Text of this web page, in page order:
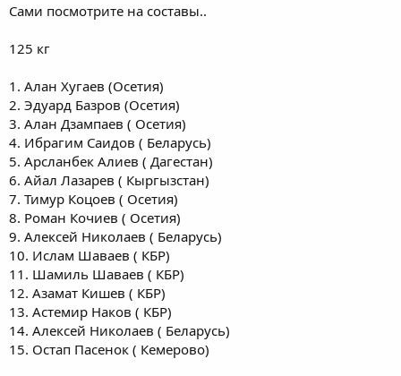
Сами посмотрите на составы..
125 кг
1. Алан Хугаев (Осетия)
2. Эдуард Базров (Осетия)
3. Алан Дзампаев ( Осетия)
4. Ибрагим Саидов ( Беларусь)
5. Арсланбек Алиев ( Дагестан)
6. Айал Лазарев ( Кыргызстан)
7. Тимур Коцоев ( Осетия)
8. Роман Кочиев ( Осетия)
9. Алексей Николаев ( Беларусь)
10. Ислам Шаваев ( КБР)
11. Шамиль Шаваев ( КБР)
12. Азамат Кишев ( КБР)
13. Астемир Наков ( КБР)
14. Алексей Николаев ( Беларусь)
15. Остап Пасенок ( Кемерово)